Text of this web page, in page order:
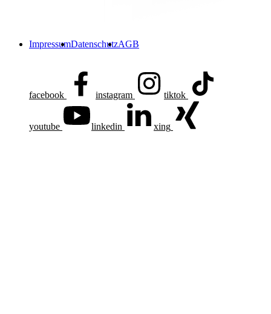
ImpressumDatenschutzAGB
facebook instagram tiktok
youtube linkedin xing